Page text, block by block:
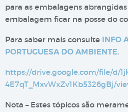
para as embalagens abrangidas
embalagem ficar na posse do
Para saber mais consulte INFO
PORTUGUESA DO AMBIENTE.
https://drive.google.com/file/d/
4E7qT_MxvWxZv1Kb5326gBj/
Nota – Estes tópicos são